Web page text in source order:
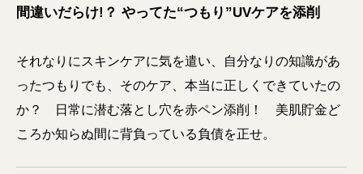
間違いだらけ!？ やってた“つもり”UVケアを添削
それなりにスキンケアに気を遣い、自分なりの知識があ
ったつもりでも、そのケア、本当に正しくできていたの
か？ 日常に潜む落とし穴を赤ペン添削！ 美肌貯金ど
ころか知らぬ間に背負っている負債を正せ。